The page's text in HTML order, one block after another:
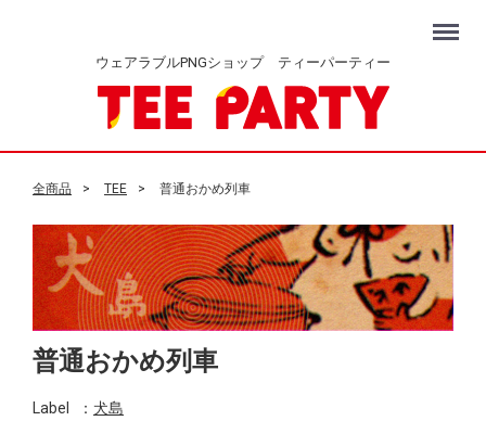
ウェアラブルPNGショップ ティーパーティー
Menu
全商品 TEE 普通おかめ列車
普通おかめ列車
Label ： 犬島